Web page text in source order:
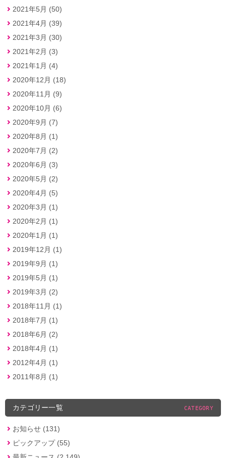
2021年5月 (50)
2021年4月 (39)
2021年3月 (30)
2021年2月 (3)
2021年1月 (4)
2020年12月 (18)
2020年11月 (9)
2020年10月 (6)
2020年9月 (7)
2020年8月 (1)
2020年7月 (2)
2020年6月 (3)
2020年5月 (2)
2020年4月 (5)
2020年3月 (1)
2020年2月 (1)
2020年1月 (1)
2019年12月 (1)
2019年9月 (1)
2019年5月 (1)
2019年3月 (2)
2018年11月 (1)
2018年7月 (1)
2018年6月 (2)
2018年4月 (1)
2012年4月 (1)
2011年8月 (1)
カテゴリー一覧 CATEGORY
お知らせ (131)
ピックアップ (55)